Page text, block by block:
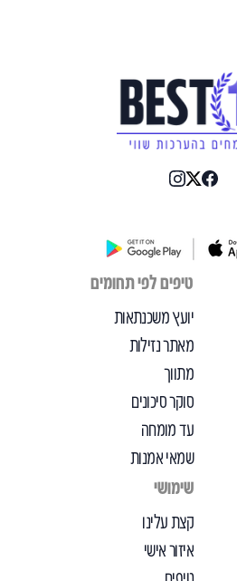
טיפים לפי תחומים
יועץ משכנתאות
מאתר נזילות
מתווך
סוקר סיכונים
עד מומחה
שמאי אמנות
שימושי
קצת עלינו
איזור אישי